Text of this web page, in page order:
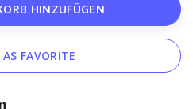
HINZUFÜGEN
AS FAVORITE